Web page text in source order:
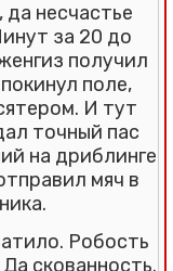
несчастье
за 20 до
получил
поле,
И тут
точный пас
на дриблинге
мяч в
Робость
скованность.